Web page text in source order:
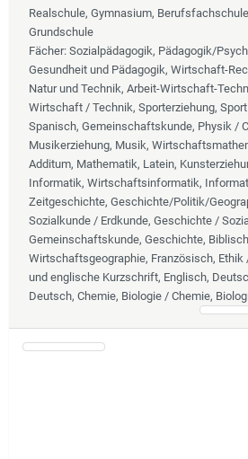
Realschule, Gymnasium,
Grundschule
Fächer: Sozialpädagogik, Pädagogik/
Gesundheit und Pädagogik, Wirtschaft-
Natur und Technik, Arbeit-Wirtschaft-
Wirtschaft / Technik, Sporterziehung,
Spanisch, Gemeinschaftskunde, Physik /
Musikerziehung, Musik,
Additum, Mathematik, Latein,
Informatik, Wirtschaftsinformatik,
Zeitgeschichte, Geschichte/Politik/
Sozialkunde / Erdkunde, Geschichte /
Gemeinschaftskunde, Geschichte,
Wirtschaftsgeographie, Französisch,
und englische Kurzschrift, Englisch,
Deutsch, Chemie, Biologie / Chemie,